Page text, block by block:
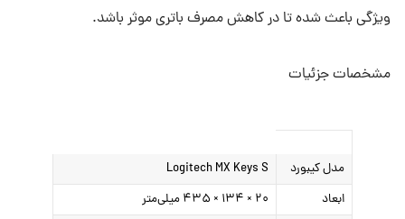
ویژگی باعث شده تا در کاهش مصرف باتری موثر باشد.
مشخصات جزئیات
مدل کیبورد
Logitech MX Keys S
ابعاد
۲۰ × ۱۳۴ × ۴۳۵ میلی‌متر